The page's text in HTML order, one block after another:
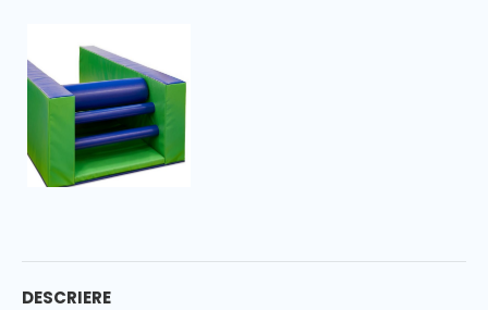
DESCRIERE